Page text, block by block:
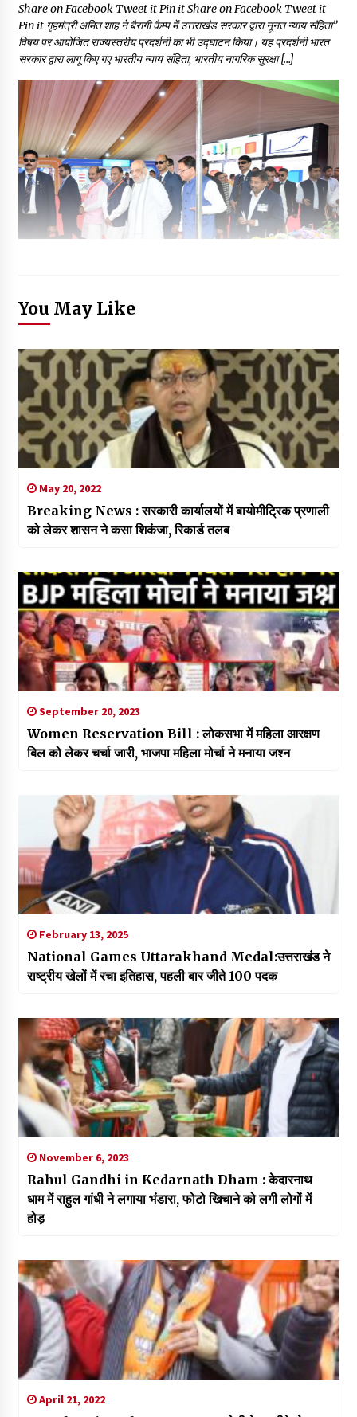
Share on Facebook Tweet it Pin it Share on Facebook Tweet it
Pin it गृहमंत्री अमित शाह ने बैरागी कैम्प में उत्तराखंड सरकार द्वारा नूनत न्याय संहिता”
विषय पर आयोजित राज्यस्तरीय प्रदर्शनी का भी उद्घाटन किया। यह प्रदर्शनी भारत
सरकार द्वारा लागू किए गए भारतीय न्याय संहिता, भारतीय नागरिक सुरक्षा […]
You May Like
May 20, 2022
Breaking News : सरकारी कार्यालयों में बायोमीट्रिक प्रणाली
को लेकर शासन ने कसा शिकंजा, रिकार्ड तलब
September 20, 2023
Women Reservation Bill : लोकसभा में महिला आरक्षण
बिल को लेकर चर्चा जारी, भाजपा महिला मोर्चा ने मनाया जश्न
February 13, 2025
National Games Uttarakhand Medal:उत्तराखंड ने
राष्ट्रीय खेलों में रचा इतिहास, पहली बार जीते 100 पदक
November 6, 2023
Rahul Gandhi in Kedarnath Dham : केदारनाथ
धाम में राहुल गांधी ने लगाया भंडारा, फोटो खिचाने को लगी लोगों में
होड़
April 21, 2022